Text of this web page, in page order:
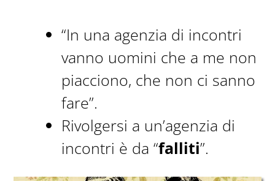
“In una agenzia di incontri
vanno uomini che a me non
piacciono, che non ci sanno
fare”.
Rivolgersi a un’agenzia di
incontri è da “falliti”.